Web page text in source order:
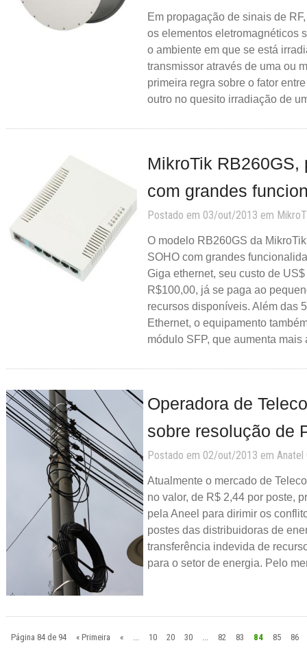
Em propagação de sinais de
os elementos eletromagnéticos
o ambiente em que se está
transmissor através de uma ou
primeira regra sobre o fator
outro no quesito irradiação de
MikroTik RB260GS,
com grandes
Postado em 03/out/2013 em
O modelo RB260GS da
SOHO com grandes
Giga ethernet, seu custo de
R$100,00, já se paga ao
recursos disponíveis. Além das
Ethernet, o equipamento
módulo SFP, que aumenta
Operadora de
sobre resolução de
Postado em 02/out/2013 em Anatel
Atualmente o mercado de
no valor, de R$ 2,44 por poste,
pela Aneel para dirimir os
postes das distribuidoras de
transferência indevida de
para o setor de energia. Pelo
Página 84 de 94 « Primeira « 10 20 30 82 83 84 85 86